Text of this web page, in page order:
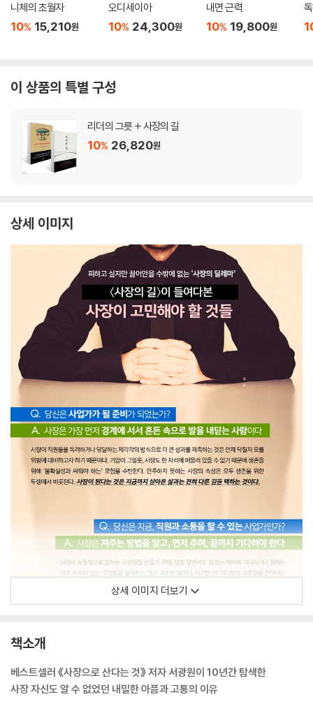
니체의 초월자
10% 15,210원
오디세이아
10% 24,300원
내면 근력
10% 19,800원
이 상품의 특별 구성
리더의 그릇 + 사장의 길
10% 26,820원
상세 이미지
상세 이미지 더보기
책소개
베스트셀러 《사장으로 산다는 것》 저자 서광원이 10년간 탐색한
사장 자신도 알 수 없었던 내밀한 아픔과 고통의 이유